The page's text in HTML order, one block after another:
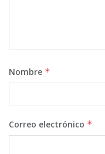
Nombre *
Correo electrónico *